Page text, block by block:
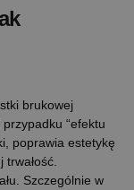
brukowej
“efektu
poprawia estetykę
Szczególnie w